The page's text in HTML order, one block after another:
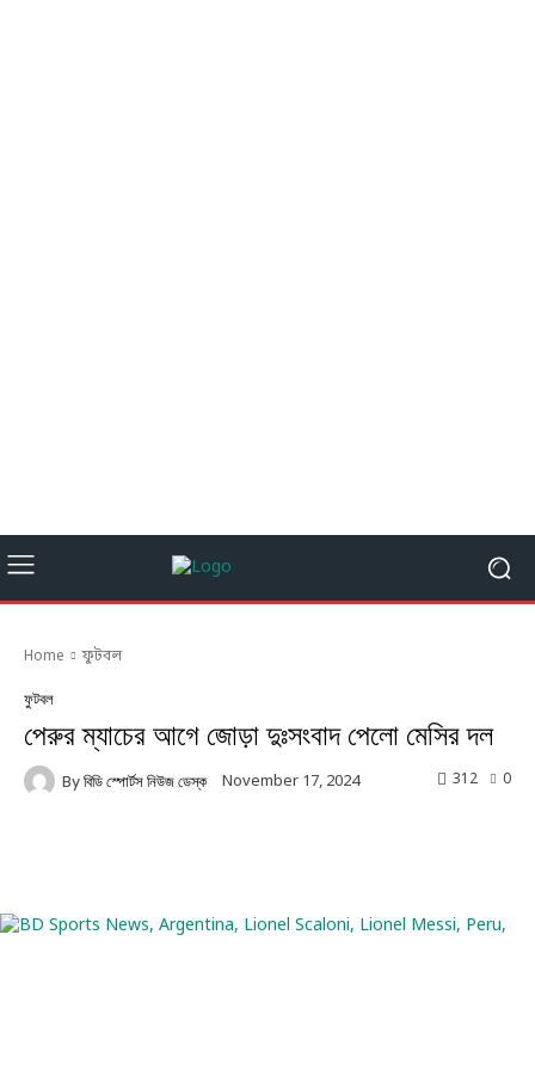
Home ফুটবল
ফুটবল
পেরুর ম্যাচের আগে জোড়া দুঃসংবাদ পেলো মেসির দল
By বিডি স্পোর্টস নিউজ ডেস্ক November 17, 2024 0
312